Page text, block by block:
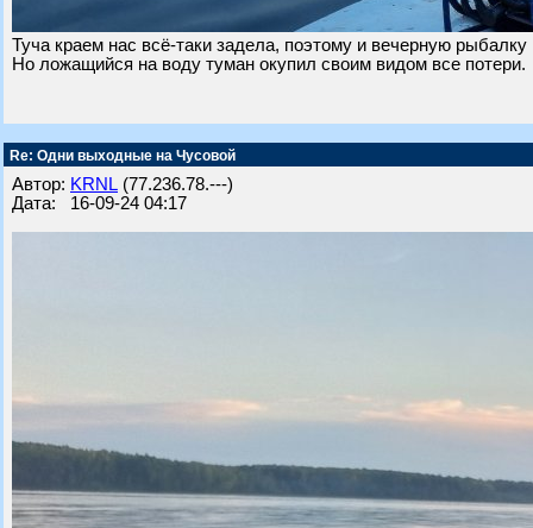
Туча краем нас всё-таки задела, поэтому и вечерную
Но ложащийся на воду туман окупил своим видом все потери.
Re: Одни выходные на Чусовой
Автор: KRNL (77.236.78.---)
Дата: 16-09-24 04:17